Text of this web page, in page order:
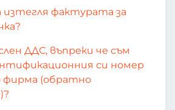
изтегля фактурата за
ДДС, въпреки че съм
си номер
фирма (обратно